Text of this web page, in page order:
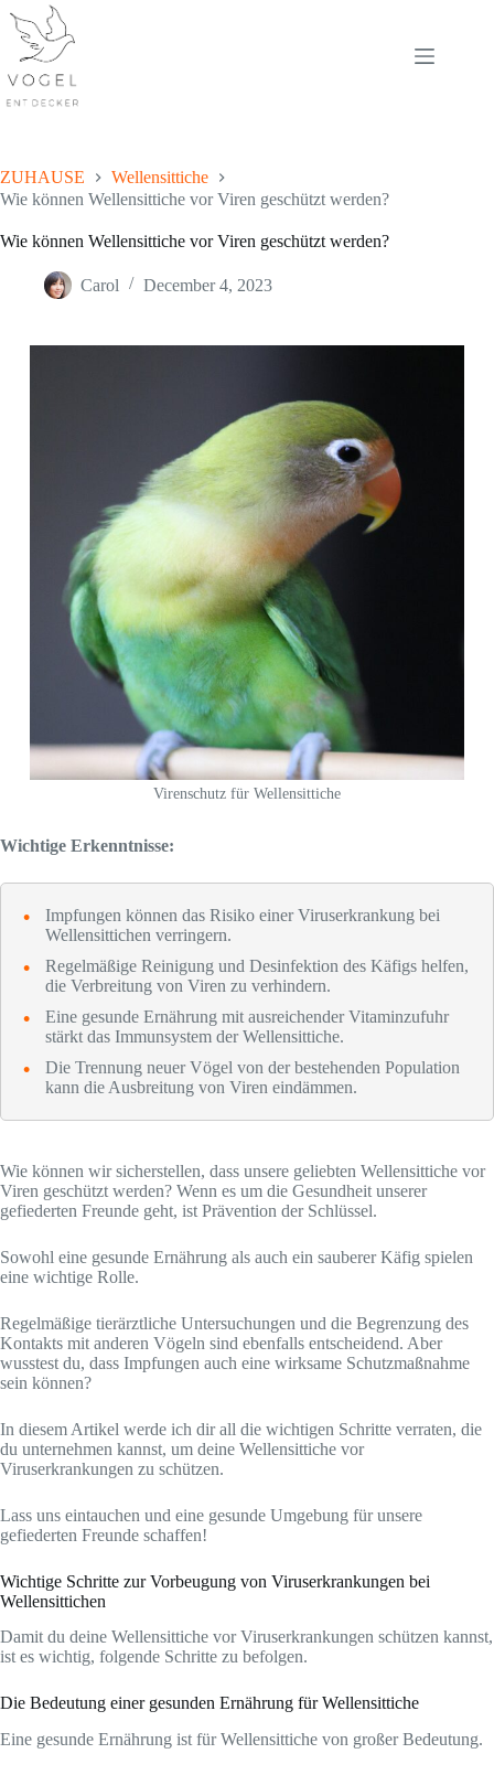
content
ZUHAUSE
Wellensittiche
Wie können Wellensittiche vor Viren geschützt werden?
Wie können Wellensittiche vor Viren geschützt werden?
Carol December 4, 2023
Virenschutz für Wellensittiche
Wichtige Erkenntnisse:
Impfungen können das Risiko einer Viruserkrankung bei
Wellensittichen verringern.
Regelmäßige Reinigung und Desinfektion des Käfigs helfen,
die Verbreitung von Viren zu verhindern.
Eine gesunde Ernährung mit ausreichender Vitaminzufuhr
stärkt das Immunsystem der Wellensittiche.
Die Trennung neuer Vögel von der bestehenden Population
kann die Ausbreitung von Viren eindämmen.
Wie können wir sicherstellen, dass unsere geliebten Wellensittiche vor
Viren geschützt werden? Wenn es um die Gesundheit unserer
gefiederten Freunde geht, ist Prävention der Schlüssel.
Sowohl eine gesunde Ernährung als auch ein sauberer Käfig spielen
eine wichtige Rolle.
Regelmäßige tierärztliche Untersuchungen und die Begrenzung des
Kontakts mit anderen Vögeln sind ebenfalls entscheidend. Aber
wusstest du, dass Impfungen auch eine wirksame Schutzmaßnahme
sein können?
In diesem Artikel werde ich dir all die wichtigen Schritte verraten, die
du unternehmen kannst, um deine Wellensittiche vor
Viruserkrankungen zu schützen.
Lass uns eintauchen und eine gesunde Umgebung für unsere
gefiederten Freunde schaffen!
Wichtige Schritte zur Vorbeugung von Viruserkrankungen bei
Wellensittichen
Damit du deine Wellensittiche vor Viruserkrankungen schützen kannst,
ist es wichtig, folgende Schritte zu befolgen.
Die Bedeutung einer gesunden Ernährung für Wellensittiche
Eine gesunde Ernährung ist für Wellensittiche von großer Bedeutung.